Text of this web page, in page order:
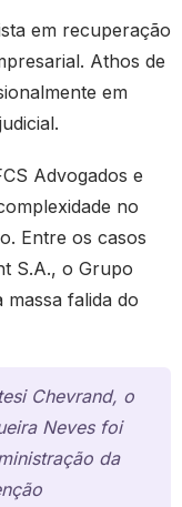
em recuperação
Athos de
em
Advogados e
no
Entre os casos
S.A., o Grupo
massa falida do
Chevrand, o
Neves foi
da